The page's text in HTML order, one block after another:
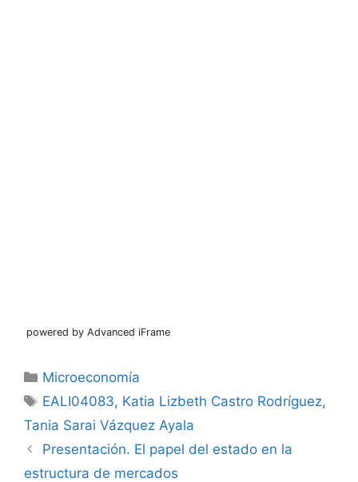
powered by Advanced iFrame
Categorías
Microeconomía
Etiquetas
EALI04083, Katia Lizbeth Castro Rodríguez,
Tania Sarai Vázquez Ayala
Presentación. El papel del estado en la
estructura de mercados